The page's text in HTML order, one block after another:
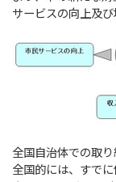
サービスの向上及び
全国自治体での取
全国的には、すで